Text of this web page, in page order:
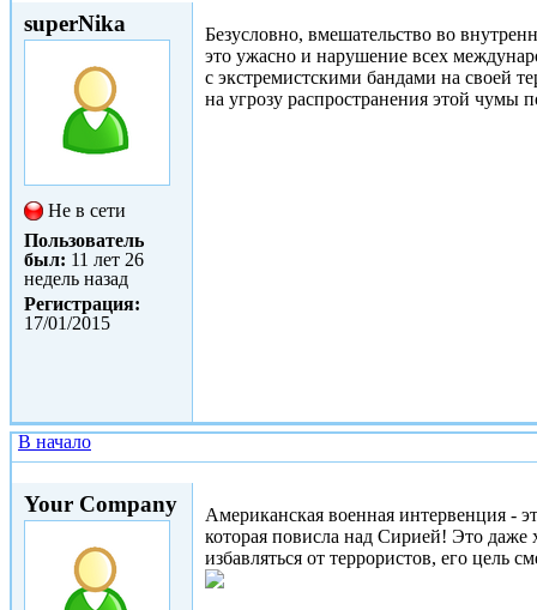
superNika
Не в сети
Пользователь
был: 11 лет 26
недель назад
Регистрация:
17/01/2015
Безусловно, вмешательство во
это ужасно и нарушение всех
с экстремистскими бандами на своей
на угрозу распространения этой чумы
В начало
Your Company
Американская военная интервенция -
которая повисла над Сирией! Это
избавляться от террористов, его цель